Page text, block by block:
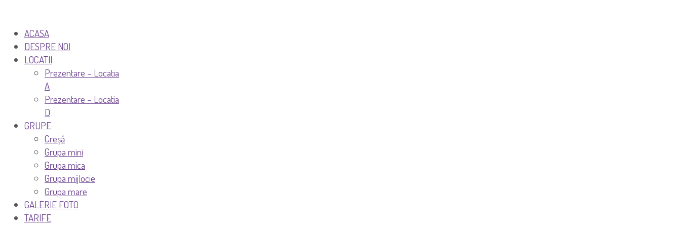
ACASA
DESPRE NOI
LOCATII
Prezentare – Locatia
A
Prezentare – Locatia
D
GRUPE
Creşă
Grupa mini
Grupa mica
Grupa mijlocie
Grupa mare
GALERIE FOTO
TARIFE